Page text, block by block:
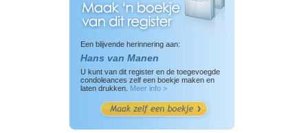
Een blijvende herinnering aan:
Hans van Manen
U kunt van dit register en de toegevoegde
condoleances zelf een boekje maken en
laten drukken. Meer info >